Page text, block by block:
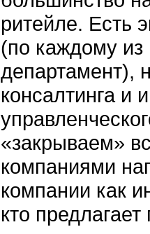
ритейле. Есть
(по каждому из
департамент),
консалтинга и
«закрываем»
компаниями
компании как
кто